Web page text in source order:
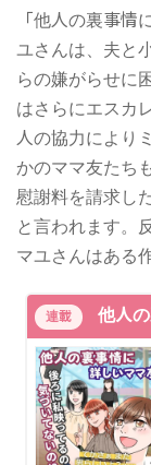
「他人の裏事情
ユさんは、夫と
らの嫌がらせに
はさらにエスカ
人の協力により
かのママ友たち
慰謝料を請求し
と言われます。
マユさんはある
連載 他人